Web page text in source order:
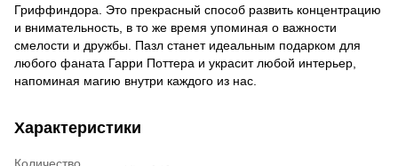
Гриффиндора. Это прекрасный способ развить концентрацию
и внимательность, в то же время упоминая о важности
смелости и дружбы. Пазл станет идеальным подарком для
любого фаната Гарри Поттера и украсит любой интерьер,
напоминая магию внутри каждого из нас.
Характеристики
Количество